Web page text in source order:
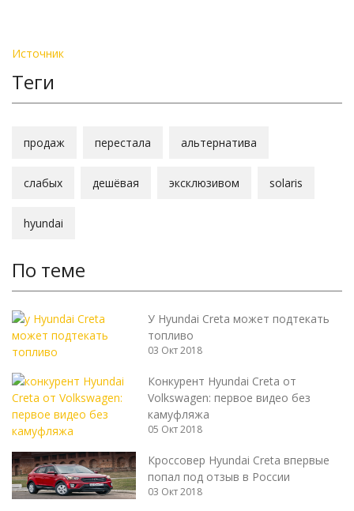
Источник
Теги
продаж перестала альтернатива
слабых дешёвая эксклюзивом solaris
hyundai
По теме
У Hyundai Creta может подтекать
топливо
03 Окт 2018
Конкурент Hyundai Creta от
Volkswagen: первое видео без
камуфляжа
05 Окт 2018
Кроссовер Hyundai Creta впервые
попал под отзыв в России
03 Окт 2018